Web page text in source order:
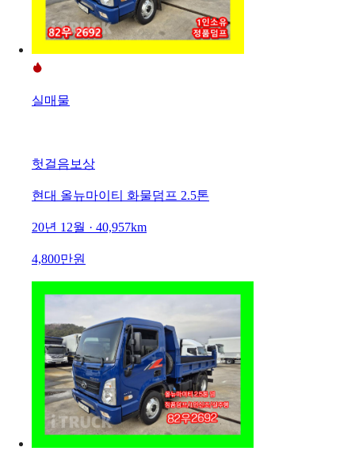
실매물
헛걸음보상
현대 올뉴마이티 화물덤프 2.5톤
20년 12월 · 40,957km
4,800만원